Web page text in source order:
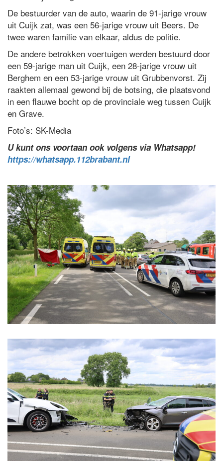
De bestuurder van de auto, waarin de 91-jarige vrouw
uit Cuijk zat, was een 56-jarige vrouw uit Beers. De
twee waren familie van elkaar, aldus de politie.
De andere betrokken voertuigen werden bestuurd door
een 59-jarige man uit Cuijk, een 28-jarige vrouw uit
Berghem en een 53-jarige vrouw uit Grubbenvorst. Zij
raakten allemaal gewond bij de botsing, die plaatsvond
in een flauwe bocht op de provinciale weg tussen Cuijk
en Grave.
Foto’s: SK-Media
U kunt ons voortaan ook volgens via Whatsapp!
https://whatsapp.112brabant.nl